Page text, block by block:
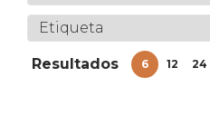
Resultados 6 12 24